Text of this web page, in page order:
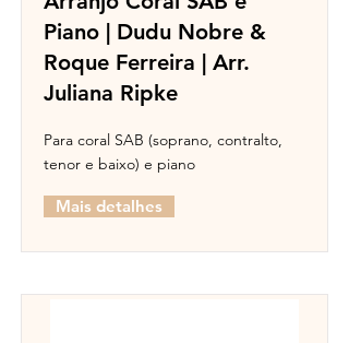
Piano | Dudu Nobre &
Roque Ferreira | Arr.
Juliana Ripke
Para coral SAB (soprano, contralto,
tenor e baixo) e piano
Mais detalhes